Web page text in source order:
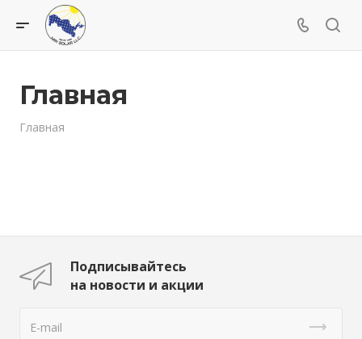
Главная
Главная
Подписывайтесь
на новости и акции